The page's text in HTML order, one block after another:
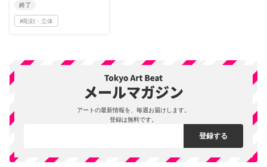
終了
#彫刻・立体
アートの最新情報を、毎週お届けします。
登録は無料です。